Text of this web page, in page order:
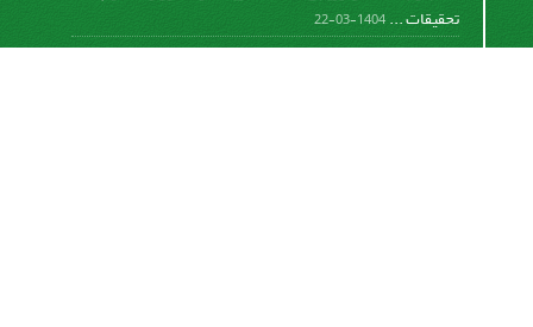
تحقیقات ...1404-03-22
کسب رتبه الف در ارزیابی 1401 نشریات توسط وزارت علوم،